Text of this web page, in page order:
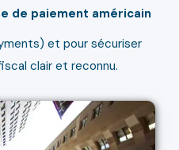
de paiement américain
et pour sécuriser
clair et reconnu.